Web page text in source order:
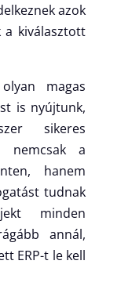
azok
a kiválasztott
magas
is nyújtunk,
sikeres
nemcsak a
hanem
tudnak
minden
annál,
ERP-t le kell